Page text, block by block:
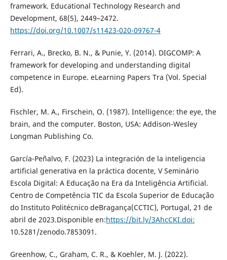
framework. Educational Technology Research and
Development, 68(5), 2449–2472.
https://doi.org/10.1007/s11423-020-09767-4
Ferrari, A., Brecko, B. N., & Punie, Y. (2014). DIGCOMP: A
framework for developing and understanding digital
competence in Europe. eLearning Papers Tra (Vol. Special
Ed).
Fischler, M. A., Firschein, O. (1987). Intelligence: the eye, the
brain, and the computer. Boston, USA: Addison-Wesley
Longman Publishing Co.
García-Peñalvo, F. (2023) La integración de la inteligencia
artificial generativa en la práctica docente, V Seminário
Escola Digital: A Educação na Era da Inteligência Artificial.
Centro de Competência TIC da Escola Superior de Educação
do Instituto Politécnico deBragança(CCTIC), Portugal, 21 de
abril de 2023.Disponible en:https://bit.ly/3AhcCKI.doi:
10.5281/zenodo.7853091.
Greenhow, C., Graham, C. R., & Koehler, M. J. (2022).